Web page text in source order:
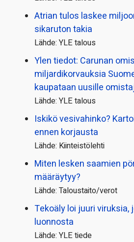
Atrian tulos laskee
sikaruton takia
Lähde: YLE talous
Ylen tiedot: Carunan
miljardi­korvauksia
kaupataan uusille
Lähde: YLE talous
Iskikö vesivahinko?
ennen korjausta
Lähde: Kiinteistölehti
Miten lesken saamien
määräytyy?
Lähde: Taloustaito/verot
Tekoäly loi juuri viruksia,
luonnosta
Lähde: YLE tiede